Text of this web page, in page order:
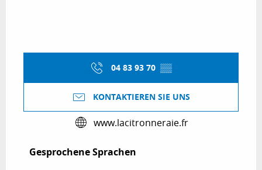
04 83 93 70 ▒▒
KONTAKTIEREN SIE UNS
www.lacitronneraie.fr
Gesprochene Sprachen
Gesprochene Sprachen